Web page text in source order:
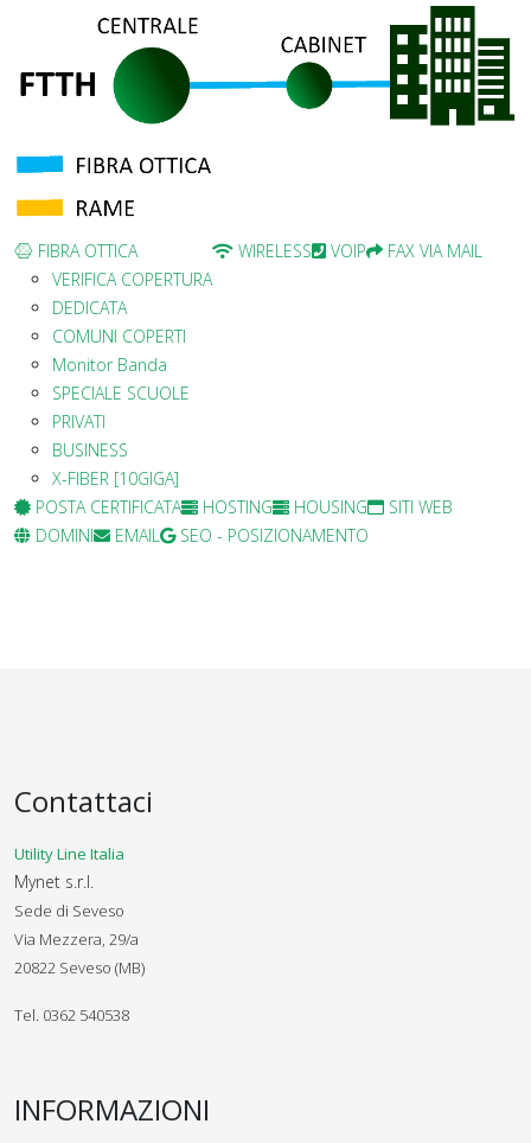
FIBRA OTTICA
VERIFICA COPERTURA
DEDICATA
COMUNI COPERTI
Monitor Banda
SPECIALE SCUOLE
PRIVATI
BUSINESS
X-FIBER [10GIGA]
WIRELESS VOIP FAX VIA MAIL
POSTA CERTIFICATA HOSTING HOUSING
SITI WEB
DOMINI
EMAIL SEO - POSIZIONAMENTO
Contattaci
Utility Line Italia
Mynet s.r.l.
Sede di Seveso
Via Mezzera, 29/a
20822 Seveso (MB)
Tel. 0362 540538
INFORMAZIONI